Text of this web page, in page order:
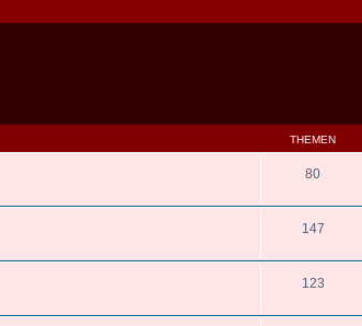
THEMEN
80
147
123